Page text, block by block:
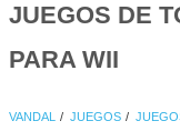
JUEGOS DE
PARA WII
VANDAL JUEGOS